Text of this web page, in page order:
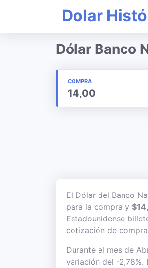
Dolar
Dólar Banco
COMPRA
14,00
El Dólar del Banco
para la compra y
Estadounidense
cotización de
Durante el mes de
variación del -2,78%.